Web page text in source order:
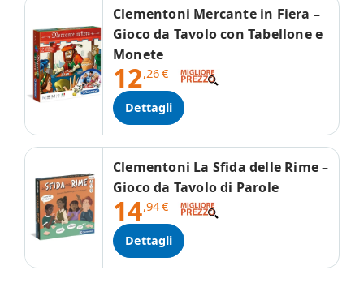
Clementoni Mercante in Fiera –
Gioco da Tavolo con Tabellone e
Monete
12,26€
Dettagli
Clementoni La Sfida delle Rime –
Gioco da Tavolo di Parole
14,94€
Dettagli